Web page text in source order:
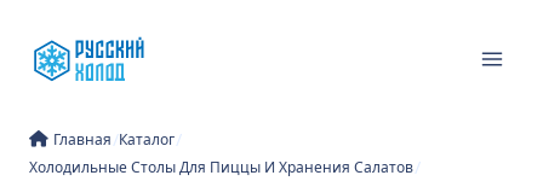
содержимому
Главная/Каталог/
Холодильные Столы Для Пиццы И Хранения Салатов/